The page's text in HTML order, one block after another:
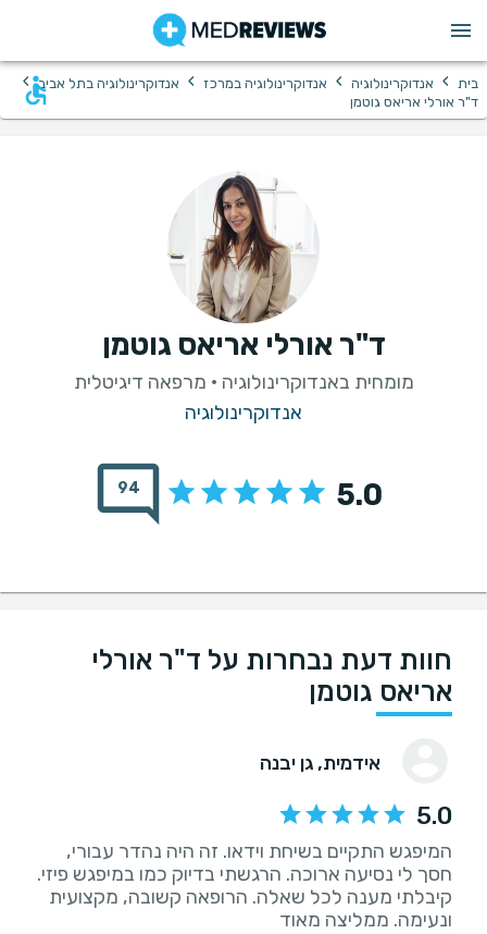
בית › אנדוקרינולוגיה › אנדוקרינולוגיה במרכז › אנדוקרינולוגיה בתל אביב ›
ד"ר אורלי אריאס גוטמן
ד"ר אורלי אריאס גוטמן
מומחית באנדוקרינולוגיה · מרפאה דיגיטלית
אנדוקרינולוגיה
5.0
94
חוות דעת נבחרות על ד"ר אורלי
אריאס גוטמן
אידמית, גן יבנה
5.0
המיפגש התקיים בשיחת וידאו. זה היה נהדר עבורי,
חסך לי נסיעה ארוכה. הרגשתי בדיוק כמו במיפגש פיזי.
קיבלתי מענה לכל שאלה. הרופאה קשובה, מקצועית
ונעימה. ממליצה מאוד